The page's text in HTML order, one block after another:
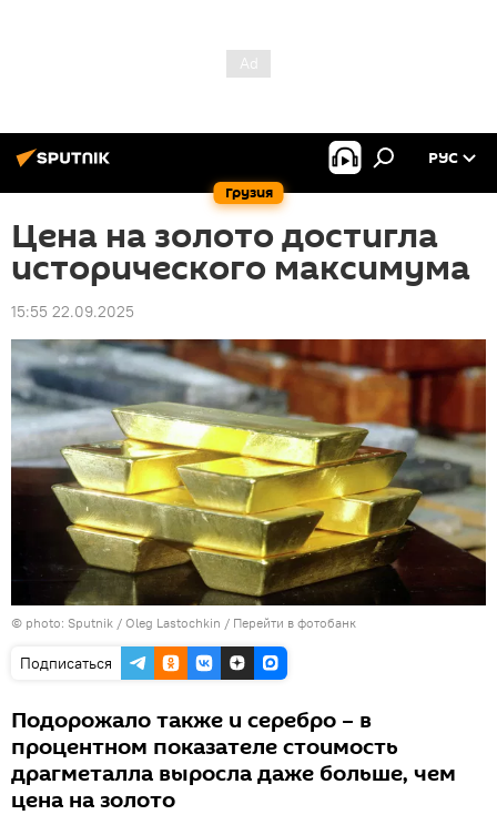
Грузия
РУС
Цена на золото достигла
исторического максимума
15:55 22.09.2025
© photo: Sputnik / Oleg Lastochkin / Перейти в фотобанк
Подписаться
Подорожало также и серебро – в
процентном показателе стоимость
драгметалла выросла даже больше, чем
цена на золото